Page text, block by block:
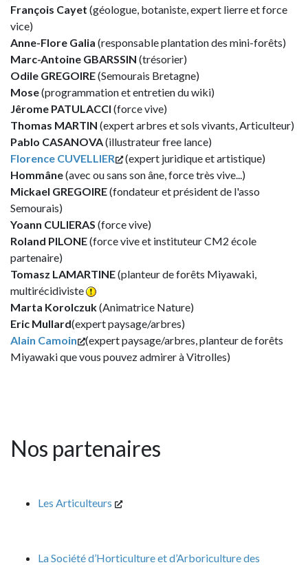
François Cayet (géologue, botaniste, expert lierre et force
vice)
Anne-Flore Galia (responsable plantation des mini-forêts)
Marc-Antoine GBARSSIN (trésorier)
Odile GREGOIRE(Semourais Bretagne)
Mose(programmation et entretien du wiki)
Jêrome PATULACCI (force vive)
Thomas MARTIN (expert arbres et sols vivants, Articulteur)
Pablo CASANOVA(illustrateur free lance)
Florence CUVELLIER
(expert juridique et artistique)
Hommâne(avec ou sans son âne, force très vive...)
Mickael GREGOIRE(fondateur et président de l'asso
Semourais)
Yoann CULIERAS (force vive)
Roland PILONE(force vive et instituteur CM2 école
partenaire)
Tomasz LAMARTINE(planteur de forêts Miyawaki,
multirécidiviste
Marta Korolczuk(Animatrice Nature)
Eric Mullard(expert paysage/arbres)
Alain Camoin
(expert paysage/arbres, planteur de forêts
Miyawaki que vous pouvez admirer à Vitrolles)
Nos partenaires
Les Articulteurs
La Société d’Horticulture et d’Arboriculture des